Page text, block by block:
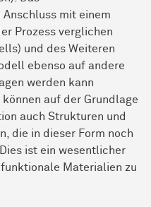
mit einem
Prozess verglichen
und des Weiteren
ebenso auf andere
werden kann
auf der Grundlage
auch Strukturen und
die in dieser Form noch
ist ein wesentlicher
Materialien zu